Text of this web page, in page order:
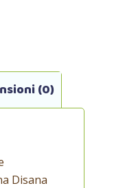
(0)
Disana